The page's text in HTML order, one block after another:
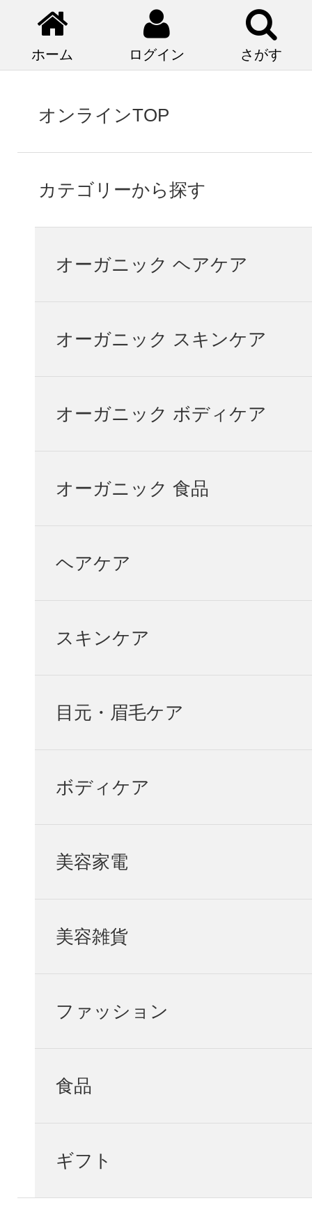
ホーム ログイン さがす
オンラインTOP
カテゴリーから探す
オーガニック ヘアケア
オーガニック スキンケア
オーガニック ボディケア
オーガニック 食品
ヘアケア
スキンケア
目元・眉毛ケア
ボディケア
美容家電
美容雑貨
ファッション
食品
ギフト